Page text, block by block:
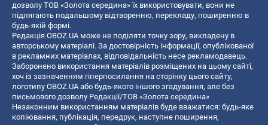
дозволу ТОВ «Золота середина» їх використовувати, вони не
підлягають подальшому відтворенню, перекладу, поширенню в
будь-якій формі.
Редакція OBOZ.UA може не поділяти точку зору, викладену в
авторському матеріалі. За достовірність інформації, опублікованої
в рекламних матеріалах, відповідальність несе рекламодавець.
Заборонено використання матеріалів розміщених на цьому сайті,
хоч із зазначенням гіперпосилання на сторінку цього сайту,
логотипу OBOZ.UA або будь-якого іншого згадування, але без
письмового дозволу Редакції/ТОВ «Золота середина»
Незаконним використанням матеріалів буде вважатися: будь-яке
копiювання, публiкацiя, передрук, наступне поширення,